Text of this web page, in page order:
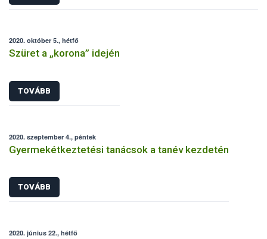
2020. október 5., hétfő
Szüret a „korona” idején
TOVÁBB
2020. szeptember 4., péntek
Gyermekétkeztetési tanácsok a tanév kezdetén
TOVÁBB
2020. június 22., hétfő